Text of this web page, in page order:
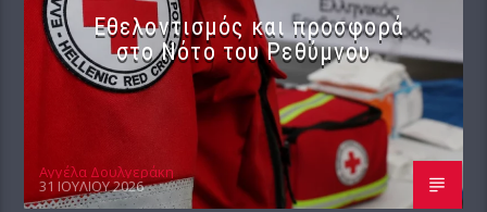
Εθελοντισμός και προσφορά
στο Νότο του Ρεθύμνου
Αγγέλα Δουλγεράκη
31 ΙΟΥΛΊΟΥ 2026